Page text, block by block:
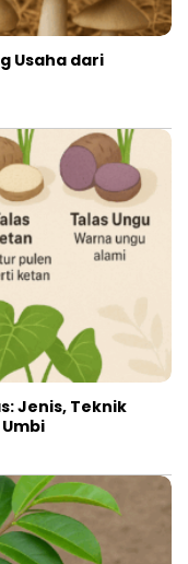
Usaha dari
Jenis, Teknik